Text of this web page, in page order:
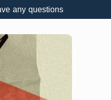
any questions?